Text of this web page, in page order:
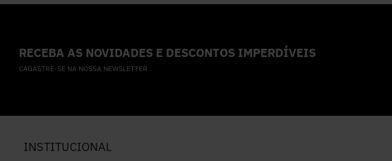
RECEBA AS NOVIDADES E DESCONTOS IMPERDÍVEIS
CADASTRE-SE NA NOSSA NEWSLETTER
INSTITUCIONAL